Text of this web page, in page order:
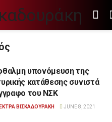
υπονόμευση της
κατάθεσης συνιστά
του ΝΣΚ
ΒΙΣΚΑΔΟΥΡΑΚΗ
JUNE 8, 2021